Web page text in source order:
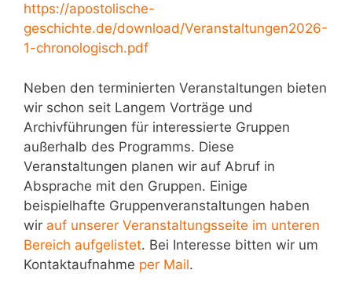
https://apostolische-
geschichte.de/download/Veranstaltungen2026-
1-chronologisch.pdf
Neben den terminierten Veranstaltungen bieten
wir schon seit Langem Vorträge und
Archivführungen für interessierte Gruppen
außerhalb des Programms. Diese
Veranstaltungen planen wir auf Abruf in
Absprache mit den Gruppen. Einige
beispielhafte Gruppenveranstaltungen haben
wir auf unserer Veranstaltungsseite im unteren
Bereich aufgelistet. Bei Interesse bitten wir um
Kontaktaufnahme per Mail.